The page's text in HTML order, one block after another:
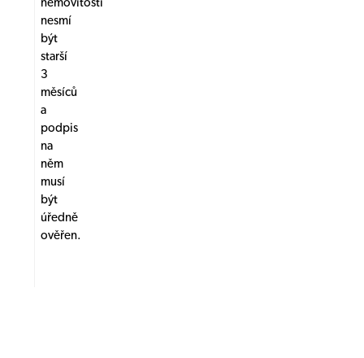
nesmí
být
starší
3
měsíců
a
podpis
na
něm
musí
být
úředně
ověřen.